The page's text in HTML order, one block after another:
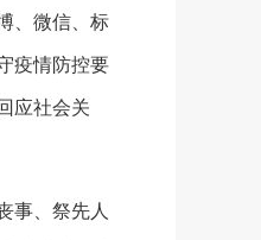
、微信、标
疫情防控要
应社会关
事、祭先人